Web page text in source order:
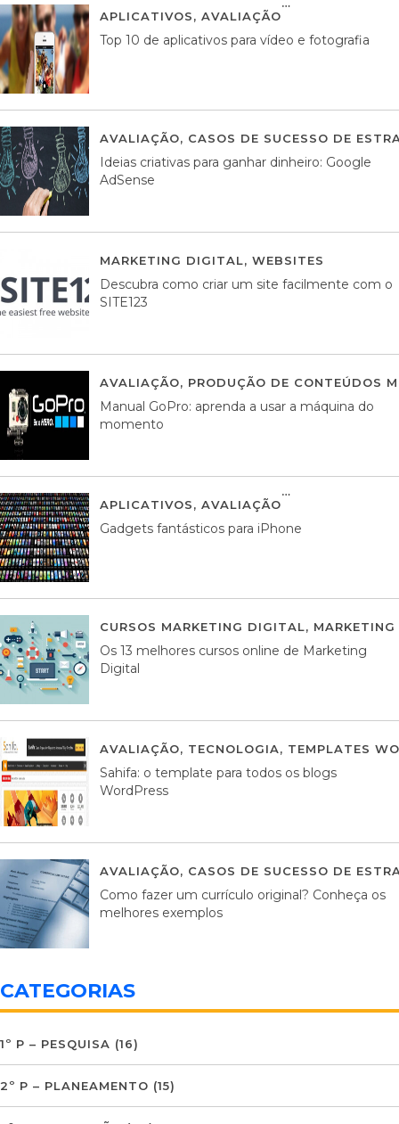
APLICATIVOS, AVALIAÇÃO
Top 10 de aplicativos para vídeo e fotografia
AVALIAÇÃO, CASOS DE SUCESSO DE
Ideias criativas para ganhar dinheiro: Google
AdSense
MARKETING DIGITAL, WEBSITES
Descubra como criar um site facilmente com o
SITE123
AVALIAÇÃO, PRODUÇÃO DE CONTEÚDOS
Manual GoPro: aprenda a usar a máquina do
momento
APLICATIVOS, AVALIAÇÃO
Gadgets fantásticos para iPhone
CURSOS MARKETING DIGITAL,
Os 13 melhores cursos online de Marketing
Digital
AVALIAÇÃO, TECNOLOGIA, TEMPLATES
Sahifa: o template para todos os blogs
WordPress
AVALIAÇÃO, CASOS DE SUCESSO DE
Como fazer um currículo original? Conheça os
melhores exemplos
CATEGORIAS
1º P – PESQUISA (16)
2º P – PLANEAMENTO (15)